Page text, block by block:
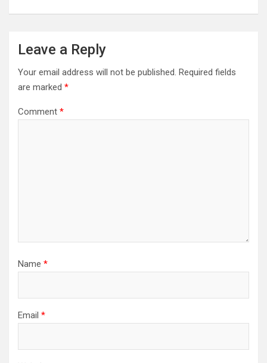
Leave a Reply
Your email address will not be published. Required fields
are marked *
Comment *
Name *
Email *